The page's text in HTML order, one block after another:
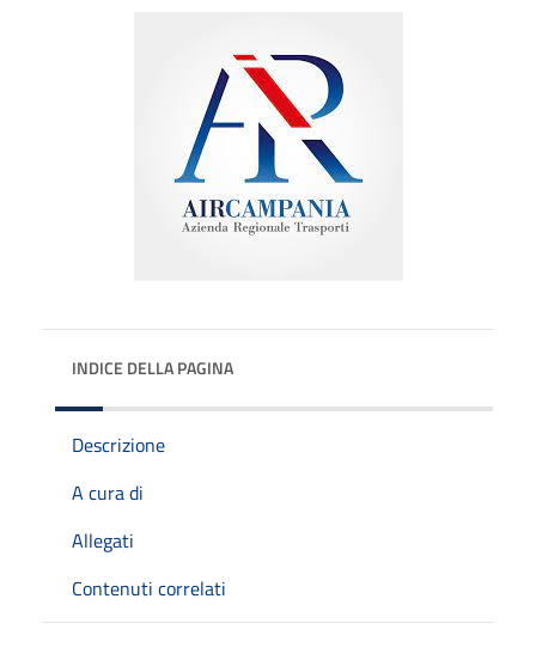
INDICE DELLA PAGINA
Descrizione
A cura di
Allegati
Contenuti correlati